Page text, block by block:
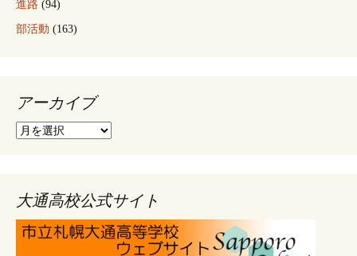
進路 (94)
部活動 (163)
アーカイブ
ア
ブ
大通高校公式サイト